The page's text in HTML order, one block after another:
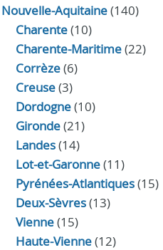
Nouvelle-Aquitaine(140)
Charente(10)
Charente-Maritime(22)
Corrèze(6)
Creuse(3)
Dordogne(10)
Gironde(21)
Landes(14)
Lot-et-Garonne(11)
Pyrénées-Atlantiques(15)
Deux-Sèvres(13)
Vienne(15)
Haute-Vienne(12)